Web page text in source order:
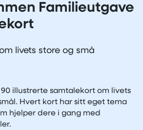
Familieutgave
livets store og små
illustrerte samtalekort om livets
Hvert kort har sitt eget tema
hjelper dere i gang med